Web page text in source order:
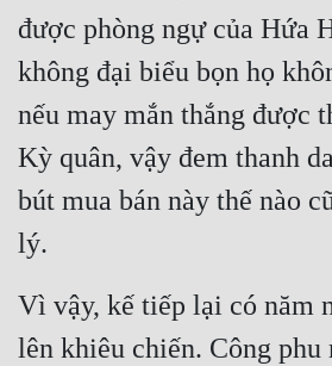
được phòng ngự của Hứa
không đại biểu bọn họ
nếu may mắn thắng được
Kỳ quân, vậy đem thanh
bút mua bán này thế nào
lý.
Vì vậy, kế tiếp lại có năm
lên khiêu chiến. Công phu